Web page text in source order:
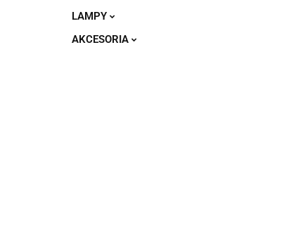
LAMPY
AKCESORIA